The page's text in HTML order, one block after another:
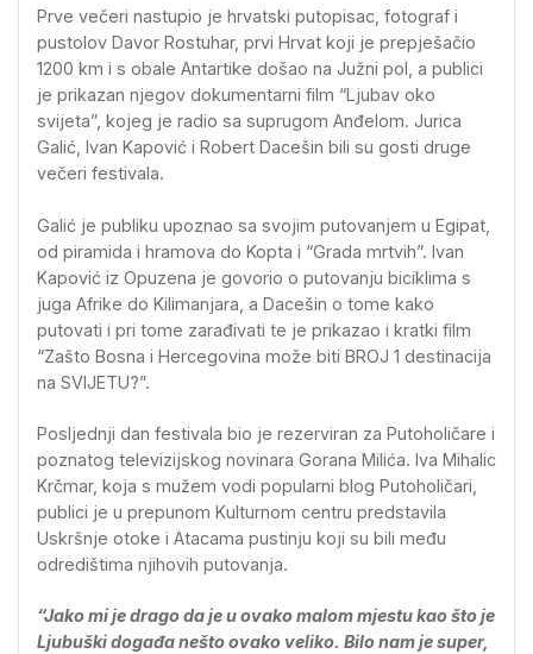
Prve večeri nastupio je hrvatski putopisac, fotograf i
pustolov Davor Rostuhar, prvi Hrvat koji je prepješačio
1200 km i s obale Antartike došao na Južni pol, a publici
je prikazan njegov dokumentarni film “Ljubav oko
svijeta”, kojeg je radio sa suprugom Anđelom. Jurica
Galić, Ivan Kapović i Robert Dacešin bili su gosti druge
večeri festivala.
Galić je publiku upoznao sa svojim putovanjem u Egipat,
od piramida i hramova do Kopta i “Grada mrtvih”. Ivan
Kapović iz Opuzena je govorio o putovanju biciklima s
juga Afrike do Kilimanjara, a Dacešin o tome kako
putovati i pri tome zarađivati te je prikazao i kratki film
“Zašto Bosna i Hercegovina može biti BROJ 1 destinacija
na SVIJETU?”.
Posljednji dan festivala bio je rezerviran za Putoholičare i
poznatog televizijskog novinara Gorana Milića. Iva Mihalic
Krčmar, koja s mužem vodi popularni blog Putoholičari,
publici je u prepunom Kulturnom centru predstavila
Uskršnje otoke i Atacama pustinju koji su bili među
odredištima njihovih putovanja.
“Jako mi je drago da je u ovako malom mjestu kao što je
Ljubuški događa nešto ovako veliko. Bilo nam je super,